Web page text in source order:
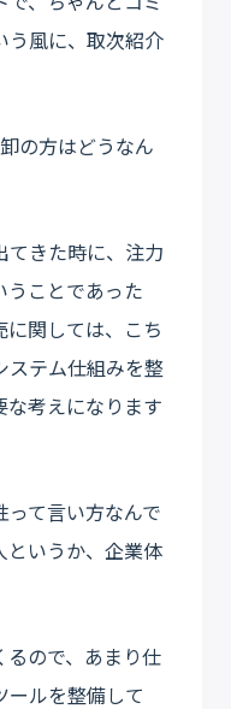
う風に、取次紹介
の方はどうなん
てきた時に、注力
うことであった
に関しては、こち
ステム仕組みを整
考えになります
て言い方なんで
というか、企業体
ので、あまり仕
ールを整備して